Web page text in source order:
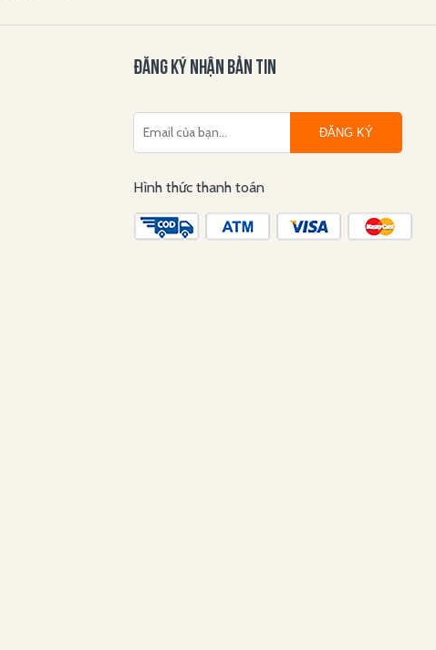
ĐĂNG KÝ NHẬN BẢN TIN
ĐĂNG KÝ
Hình thức thanh toán